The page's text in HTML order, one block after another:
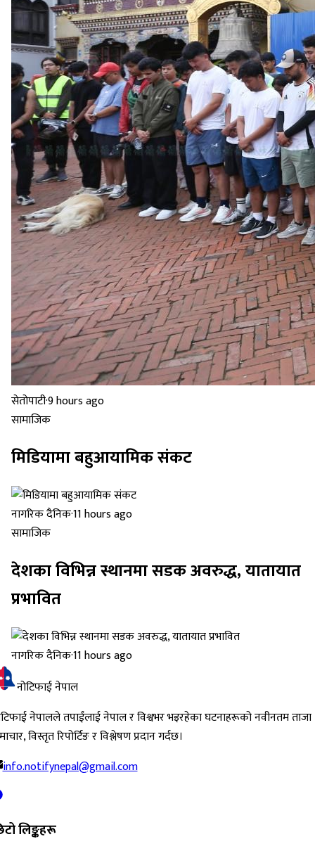
सेतोपाटी·9 hours ago
सामाजिक
मिडियामा बहुआयामिक संकट
नागरिक दैनिक·11 hours ago
सामाजिक
देशका विभिन्न स्थानमा सडक अवरुद्ध, यातायात
प्रभावित
नागरिक दैनिक·11 hours ago
नोटिफाई नेपाल
नेपालले तपाईंलाई नेपाल र विश्वभर भइरहेका घटनाहरूको नवीनतम ताजा
विस्तृत रिपोर्टिङ र विश्लेषण प्रदान गर्दछ।
info.notifynepal@gmail.com
लिङ्कहरू